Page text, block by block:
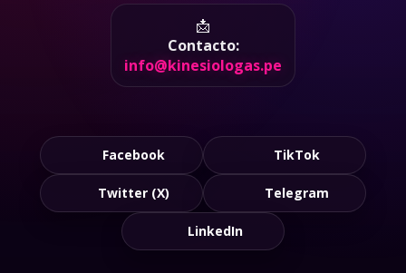
seguridad en cada contacto.
📩
Contacto:
Facebook TikTok
Twitter (X) Telegram